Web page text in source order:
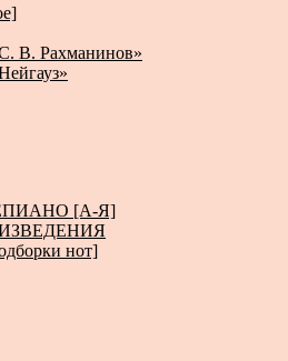
В. Рахманинов»
[А-Я]
нот]